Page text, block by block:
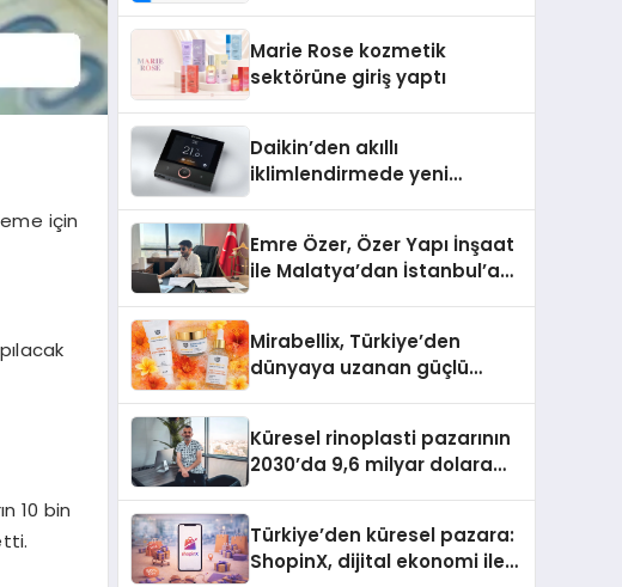
için
10 bin
Aldı
Marie Rose kozmetik
sektörüne giriş yaptı
Daikin’den akıllı
iklimlendirmede yeni
Emre Özer, Özer Yapı İnşaat
ile Malatya’dan İstanbul’a
Mirabellix, Türkiye’den
dünyaya uzanan güçlü
Küresel rinoplasti pazarının
2030’da 9,6 milyar dolara
Türkiye’den küresel pazara:
ShopinX, dijital ekonomi ile